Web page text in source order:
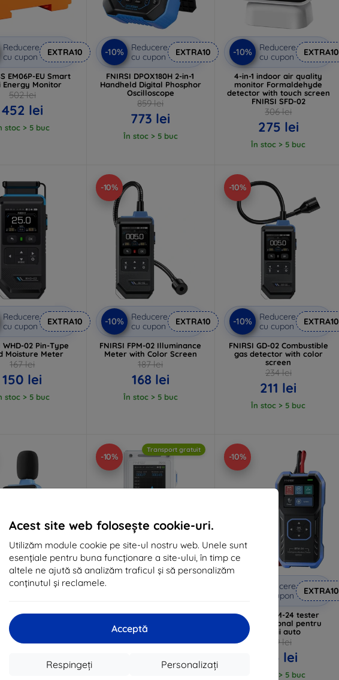
Acest site web folosește cookie-uri.
Utilizăm module cookie pe site-ul nostru web. Unele sunt
esențiale pentru buna funcționare a site-ului, în timp ce
altele ne ajută să analizăm traficul și să personalizăm
conținutul și reclamele.
Acceptă
Personalizați
Respingeți
Reducere
cu cupon
EXTRA10
EM06P-EU Smart
Energy Monitor
502 lei
452 lei
stoc > 5 buc
-10%
Reducere
cu cupon
EXTRA10
FNIRSI DPOX180H 2-in-1
Handheld Digital Phosphor
Oscilloscope
859 lei
773 lei
În stoc > 5 buc
-10%
Reducere
cu cupon
EXTRA10
4-in-1 indoor air quality
monitor Formaldehyde
detector with touch screen
FNIRSI SFD-02
306 lei
275 lei
În stoc > 5 buc
Reducere
cu cupon
EXTRA10
WHD-02 Pin-Type
Moisture Meter
167 lei
150 lei
stoc > 5 buc
-10%
-10%
Reducere
cu cupon
EXTRA10
FNIRSI FPM-02 Illuminance
Meter with Color Screen
187 lei
168 lei
În stoc > 5 buc
-10%
-10%
Reducere
cu cupon
EXTRA10
FNIRSI GD-02 Combustible
gas detector with color
screen
234 lei
211 lei
În stoc > 5 buc
Reducere
EXTRA10
02 Sound Level
Meter
234 lei
211 lei
În stoc > 5 buc
-10%
Transport gratuit
Multifunctional ionizing
radiation detector FNIRSI
GC-03 WT
523 lei
471 lei
-10%
Reducere
cu cupon
EXTRA10
FNIRSI BTM-24 tester
multifuncțional pentru
baterii auto
239 lei
215 lei
În stoc > 5 buc